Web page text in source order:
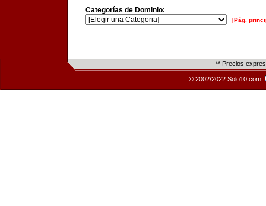
Categorías de Dominio:
[Pág.
** Precios
© 2002/2022 Solo10.com